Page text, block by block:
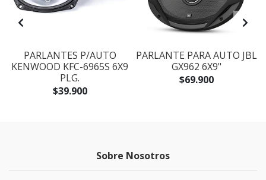
PARLANTES P/AUTO
KENWOOD KFC-6965S 6X9
PLG.
$39.900
PARLANTE PARA AUTO JBL
GX962 6X9"
$69.900
Sobre Nosotros